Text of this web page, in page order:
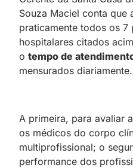
Souza Maciel conta que
praticamente todos os
hospitalares citados
o tempo de
mensurados diariamente.
A primeira, para avaliar
os médicos do corpo
multiprofissional; o
performance dos